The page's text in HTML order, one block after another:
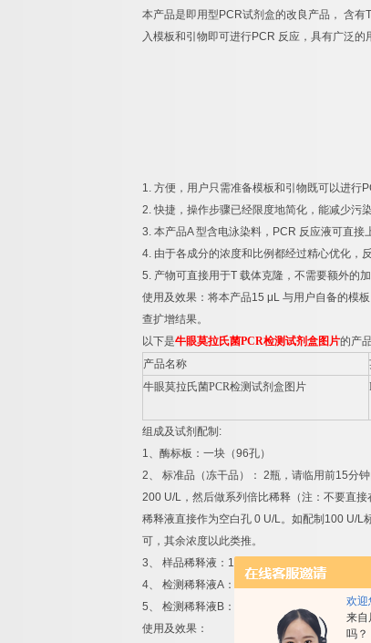
欢迎
来自
吗？
本产品是即用型 PCR试剂盒的改良产品， 含有
入模板和引物即可进行PCR 反应，具有广泛的
1. 方便，用户只需准备模板和引物既可以进行
2.快捷，操作步骤已经限度地简化，能减少污
3. 本产品A型含电泳染料， PCR 反应液可直接
4. 由于各成分的浓度和比例都经过精心优化，
5. 产物可直接用于T 载体克隆，不需要额外的加
使用及效果：将本产品15 μL 与用户自备的模
查扩增结果。
以下是牛眼莫拉氏菌PCR检测试剂盒图片的产
产品名称
牛眼莫拉氏菌PCR检测试剂盒图片
组成及试剂配制 :
1、酶标板：一块（96孔）
2、 标准品（冻干品）： 2瓶，请临用前15分
200 U/L ，然后做系列倍比稀释（注：不要直
稀释液直接作为空白孔 0 U/L。如配制 100 U/L
可，其余浓度以此类推。
3、 样品稀释液： 1×20ml
4、 检测稀释液A ：
5、 检测稀释液 B ：
使用及效果：